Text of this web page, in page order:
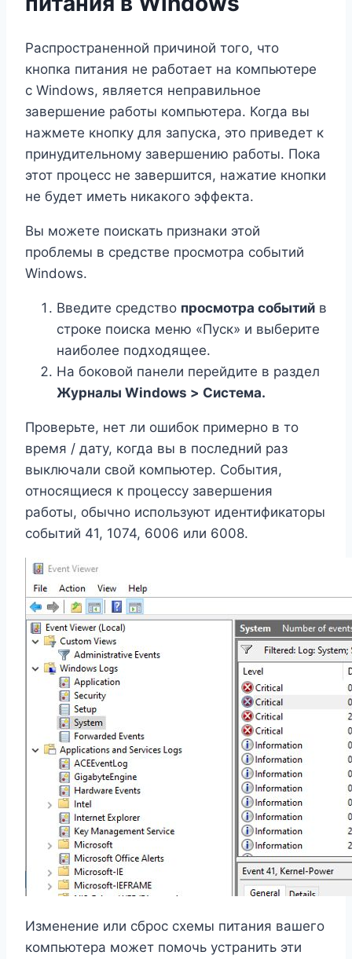
Распространенной причиной того, что
кнопка питания не работает на компьютере
с Windows, является неправильное
завершение работы компьютера. Когда вы
нажмете кнопку для запуска, это приведет к
принудительному завершению работы. Пока
этот процесс не завершится, нажатие кнопки
не будет иметь никакого эффекта.
Вы можете поискать признаки этой
проблемы в средстве просмотра событий
Windows.
Введите средство просмотра событий в
строке поиска меню «Пуск» и выберите
наиболее подходящее.
На боковой панели перейдите в раздел
Журналы Windows > Система.
Проверьте, нет ли ошибок примерно в то
время / дату, когда вы в последний раз
выключали свой компьютер. События,
относящиеся к процессу завершения
работы, обычно используют идентификаторы
событий 41, 1074, 6006 или 6008.
Изменение или сброс схемы питания вашего
компьютера может помочь устранить эти